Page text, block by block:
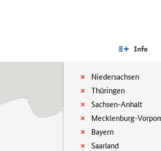
Info
Niedersachsen
Thüringen
Sachsen-Anhalt
Mecklenburg-
Bayern
Saarland